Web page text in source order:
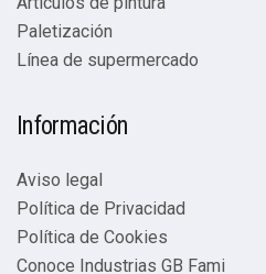
Paletización
Línea de supermercado
Información
Aviso legal
Política de Privacidad
Política de Cookies
Conoce Industrias GB Fami